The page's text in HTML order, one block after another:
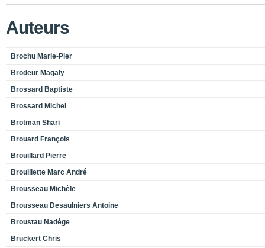
Auteurs
Brochu Marie-Pier
Brodeur Magaly
Brossard Baptiste
Brossard Michel
Brotman Shari
Brouard François
Brouillard Pierre
Brouillette Marc André
Brousseau Michèle
Brousseau Desaulniers Antoine
Broustau Nadège
Bruckert Chris